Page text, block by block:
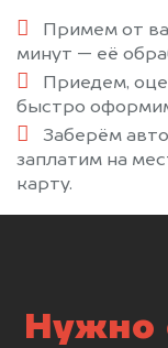
Примем от
минут — её
Приедем,
быстро
Заберём
заплатим на
карту.
Нужно